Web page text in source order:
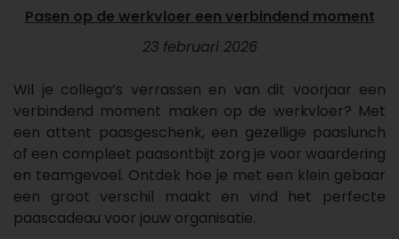
Pasen op de werkvloer een verbindend moment
23 februari 2026
Wil je collega’s verrassen en van dit voorjaar een
verbindend moment maken op de werkvloer? Met
een attent paasgeschenk, een gezellige paaslunch
of een compleet paasontbijt zorg je voor waardering
en teamgevoel. Ontdek hoe je met een klein gebaar
een groot verschil maakt en vind het perfecte
paascadeau voor jouw organisatie.